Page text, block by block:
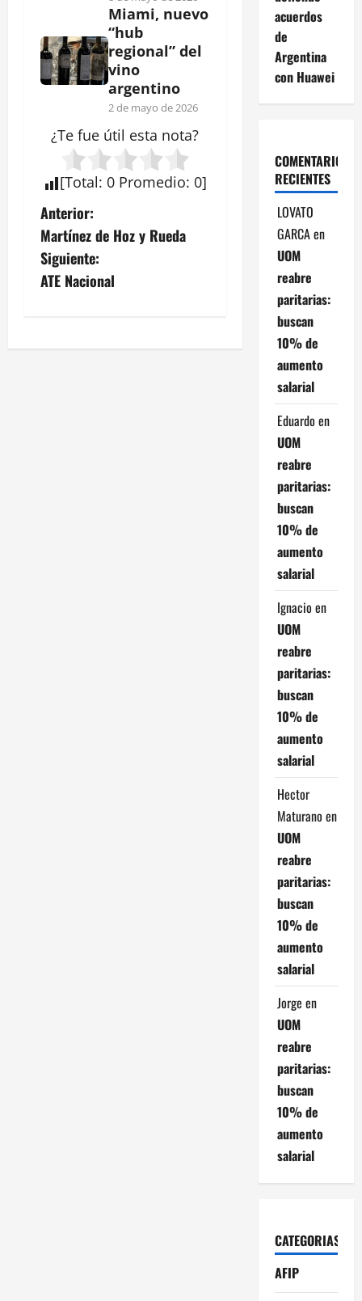
Miami, nuevo
“hub
regional” del
vino
argentino
2 de mayo de 2026
¿Te fue útil esta nota?
[Total: 0 Promedio: 0]
N
a
v
g
Anterior:
Martínez de Hoz y Rueda
Siguiente:
ATE Nacional
acuerdos
de
Argentina
con Huawei
COMENTARIOS
RECIENTES
LOVATO
GARCAen
UOM
reabre
paritarias:
buscan
10% de
aumento
salarial
Eduardo en
UOM
reabre
paritarias:
buscan
10% de
aumento
salarial
Ignacio en
UOM
reabre
paritarias:
buscan
10% de
aumento
salarial
Hector
Maturano en
UOM
reabre
paritarias:
buscan
10% de
aumento
salarial
Jorge en
UOM
reabre
paritarias:
buscan
10% de
aumento
salarial
CATEGORIAS
AFIP